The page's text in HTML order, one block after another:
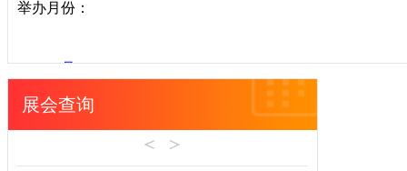
辽宁
黑龙江
江苏
供水处理
轨道交通
机床工具
建材机械
举办月份：
1月
2月
展会查询